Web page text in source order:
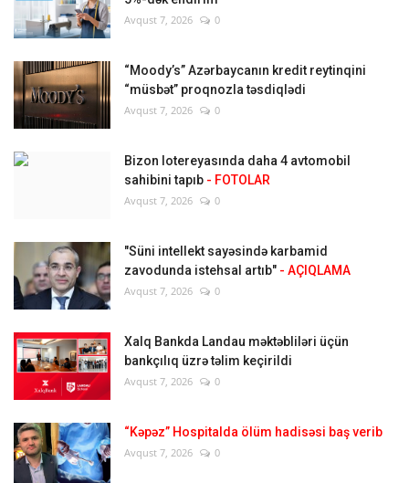
Avqust 7, 2026 0
“Moody’s” Azərbaycanın kredit reytinqini
“müsbət” proqnozla təsdiqlədi
Avqust 7, 2026 0
Bizon lotereyasında daha 4 avtomobil
sahibini tapıb - FOTOLAR
Avqust 7, 2026 0
"Süni intellekt sayəsində karbamid
zavodunda istehsal artıb" - AÇIQLAMA
Avqust 7, 2026 0
Xalq Bankda Landau məktəbliləri üçün
bankçılıq üzrə təlim keçirildi
Avqust 7, 2026 0
“Kəpəz” Hospitalda ölüm hadisəsi baş verib
Avqust 7, 2026 0